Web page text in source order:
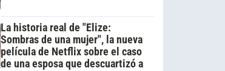
La historia real de "Elize:
Sombras de una mujer", la nueva
película de Netflix sobre el caso
de una esposa que descuartizó a